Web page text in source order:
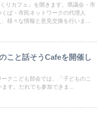
りカフェ」を開きます。県議会・市
ば・市民ネットワークの代理人
、様々な情報と意見交換を行いま
こと話そうCafeを開催し
クこども部会では、「子どものこ
す。だれでも参加できま...